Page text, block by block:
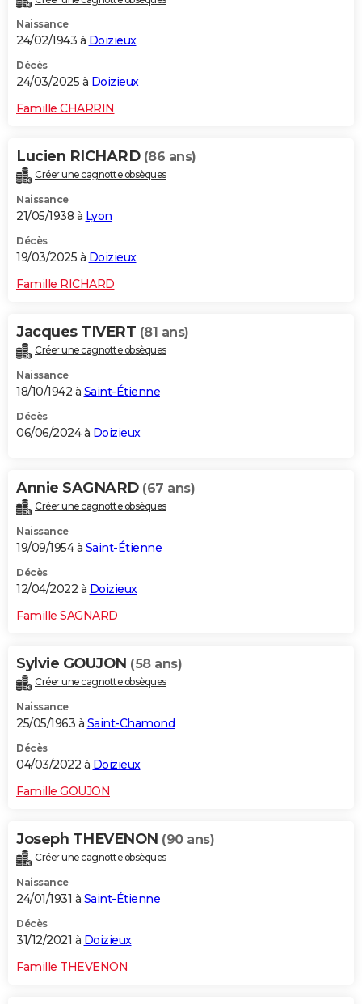
Naissance
24/02/1943 à Doizieux
Décès
24/03/2025 à Doizieux
Famille CHARRIN
Lucien RICHARD (86 ans)
Créer une cagnotte obsèques
Naissance
21/05/1938 à Lyon
Décès
19/03/2025 à Doizieux
Famille RICHARD
Jacques TIVERT (81 ans)
Créer une cagnotte obsèques
Naissance
18/10/1942 à Saint-Étienne
Décès
06/06/2024 à Doizieux
Annie SAGNARD (67 ans)
Créer une cagnotte obsèques
Naissance
19/09/1954 à Saint-Étienne
Décès
12/04/2022 à Doizieux
Famille SAGNARD
Sylvie GOUJON (58 ans)
Créer une cagnotte obsèques
Naissance
25/05/1963 à Saint-Chamond
Décès
04/03/2022 à Doizieux
Famille GOUJON
Joseph THEVENON (90 ans)
Créer une cagnotte obsèques
Naissance
24/01/1931 à Saint-Étienne
Décès
31/12/2021 à Doizieux
Famille THEVENON